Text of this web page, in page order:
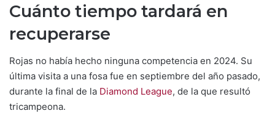
Cuánto tiempo tardará en
recuperarse
Rojas no había hecho ninguna competencia en 2024. Su
última visita a una fosa fue en septiembre del año pasado,
durante la final de la Diamond League, de la que resultó
tricampeona.